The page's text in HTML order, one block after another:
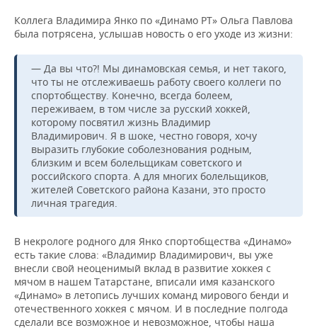
Коллега Владимира Янко по «Динамо РТ» Ольга Павлова
была потрясена, услышав новость о его уходе из жизни:
— Да вы что?! Мы динамовская семья, и нет такого,
что ты не отслеживаешь работу своего коллеги по
спортобществу. Конечно, всегда болеем,
переживаем, в том числе за русский хоккей,
которому посвятил жизнь Владимир
Владимирович. Я в шоке, честно говоря, хочу
выразить глубокие соболезнования родным,
близким и всем болельщикам советского и
российского спорта. А для многих болельщиков,
жителей Советского района Казани, это просто
личная трагедия.
В некрологе родного для Янко спортобщества «Динамо»
есть такие слова: «Владимир Владимирович, вы уже
внесли свой неоценимый вклад в развитие хоккея с
мячом в нашем Татарстане, вписали имя казанского
«Динамо» в летопись лучших команд мирового бенди и
отечественного хоккея с мячом. И в последние полгода
сделали все возможное и невозможное, чтобы наша